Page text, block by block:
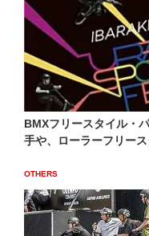
BMXフリースタイル・
手や、ローラーフリー
OTHERS